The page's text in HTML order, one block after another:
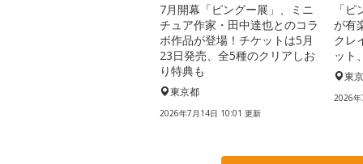
7月開幕「ピングー展」、ミニ
チュア作家・田中達也とのコラ
ボ作品が登場！チケットは5月
23日発売、全5種のクリアしお
り特典も
東京都
2026年7月14日 10:01 更新
「
が有
クレ
ット
東
2026